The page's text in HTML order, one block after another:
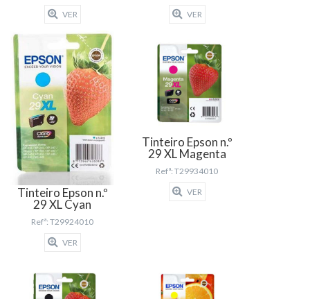
VER
VER
Tinteiro Epson n.º
29 XL Cyan
Refª: T29924010
VER
Tinteiro Epson n.º
29 XL Magenta
Refª: T29934010
VER